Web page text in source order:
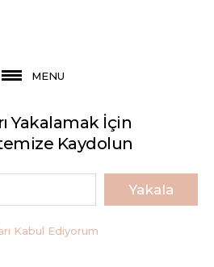
MENU
Yakalamak İçin
Kaydolun
Yakala
Kabul Ediyorum